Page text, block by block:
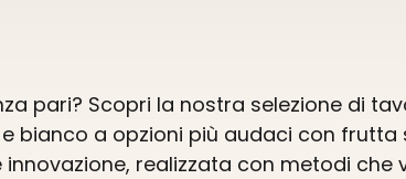
pari? Scopri la nostra selezione di
bianco a opzioni più audaci con
realizzata con metodi che